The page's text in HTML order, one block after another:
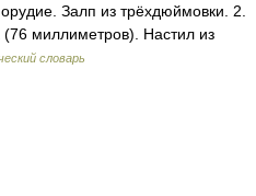
Залп из трёхдюймовки. 2.
миллиметров). Настил из
словарь